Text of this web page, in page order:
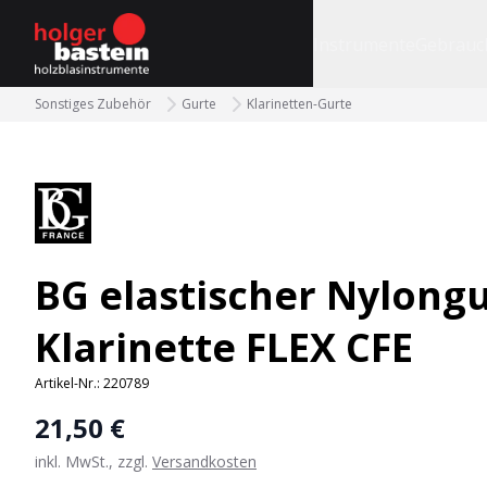
bastein
Sonstiges Zubehör Gurte Klarinetten-Gurte
BG elastischer
Klarinette FLEX CFE
Artikel-Nr.: 220789
21,50 €
inkl. MwSt., zzgl. Versandkosten